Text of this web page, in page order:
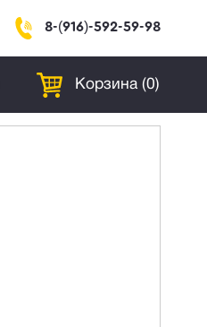
8-(916)-592-59-98
Корзина (0)